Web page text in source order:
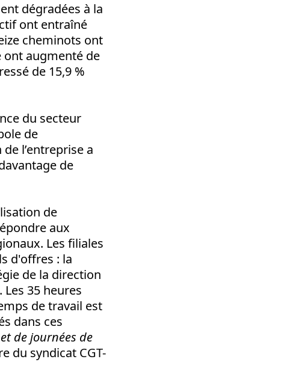
dégradées à la
ont entraîné
cheminots ont
ont augmenté de
de 15,9 %
du secteur
de
l’entreprise a
de
de
aux
Les filiales
d'offres : la
de la direction
35 heures
de travail est
dans ces
de journées de
du syndicat CGT-